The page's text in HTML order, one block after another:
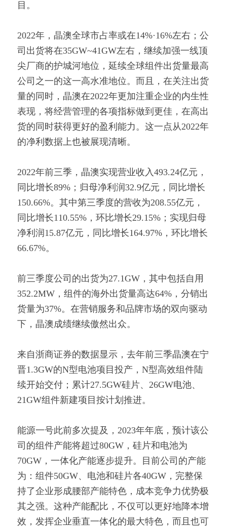
目。
2022年，晶澳全球市占率或在14%·16%左右；公
司出货将在35GW~41GW左右，继续加强一线顶
尖厂商的护城河地位，延续全球组件出货量最高
公司之一的这一高水准地位。而且，在关注出货
量的同时，晶澳在2022年更加注重企业的内生性
表现，将经营管理的各项指标做到更佳，在高出
货的同时获得更好的盈利能力。这一点从2022年
的净利数据上也被展现清晰。
2022年前三季，晶澳实现营业收入493.24亿元，
同比增长89%；归母净利润32.9亿元，同比增长
150.66%。其中第三季度的营收为208.55亿元，
同比增长110.55%，环比增长29.15%；实现归母
净利润15.87亿元，同比增长164.97%，环比增长
66.67%。
前三季度公司的出货为27.1GW，其中包括自用
352.2MW，组件的海外出货量高达64%，分销出
货量为37%。在营销服务和品牌市场的双向驱动
下，晶澳成绩继续傲然出众。
来自浙商证券的数据显示，去年前三季晶澳在宁
晋1.3GW的N型电池项目投产，N型高效组件陆
续开始交付；累计27.5GW硅片、26GW电池、
21GW组件新建项目按计划推进。
能源一号此前多次提及，2023年年底，预计该公
司的组件产能将超过80GW，硅片和电池为
70GW，一体化产能逐步提升。目前公司的产能
为：组件50GW、电池和硅片各40GW，完整保
持了企业形成腰部产能特色，成本竞争力优势极
其之强。这种产能配比，不仅可以更好地降本增
效，发挥企业垂直一体化的最大特色，而且也可